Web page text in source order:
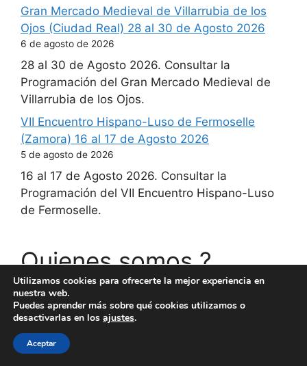
Gran Mercado Medieval de Villarrubia de los
Ojos (Ciudad Real) 28 al 30 de Agosto 2026
6 de agosto de 2026
28 al 30 de Agosto 2026. Consultar la
Programación del Gran Mercado Medieval de
Villarrubia de los Ojos.
VII Encuentro Hispano-Luso de Fermoselle
(Zamora) 16 al 17 de Agosto 2026
5 de agosto de 2026
16 al 17 de Agosto 2026. Consultar la
Programación del VII Encuentro Hispano-Luso
de Fermoselle.
Quienes somos ?
Un par de locos , amantes de los mercados
temáticos que les gusta informar con carteles y
programas de cada uno de ellos.
Utilizamos cookies para ofrecerte la mejor experiencia en
nuestra web.
Puedes aprender más sobre qué cookies utilizamos o
desactivarlas en los ajustes.
Aceptar